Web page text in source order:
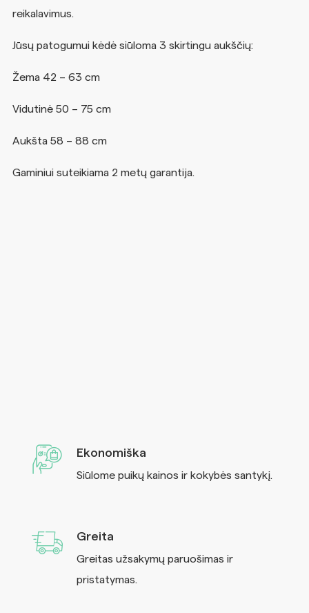
reikalavimus.
Jūsų patogumui kėdė siūloma 3 skirtingu aukščių:
Žema 42 – 63 cm
Vidutinė 50 – 75 cm
Aukšta 58 – 88 cm
Gaminiui suteikiama 2 metų garantija.
Ekonomiška
Siūlome puikų kainos ir kokybės santykį.
Greita
Greitas užsakymų paruošimas ir
pristatymas.